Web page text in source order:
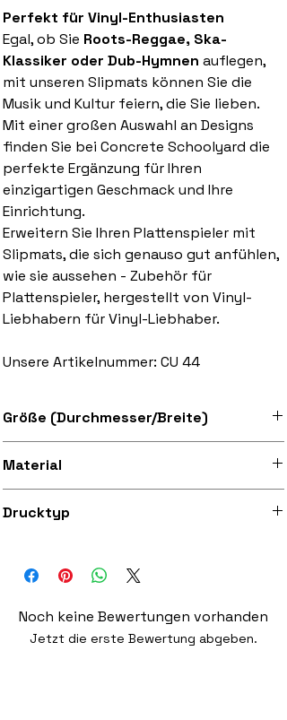
Perfekt für Vinyl-Enthusiasten
Egal, ob Sie Roots-Reggae, Ska-
Klassiker oder Dub-Hymnen auflegen,
mit unseren Slipmats können Sie die
Musik und Kultur feiern, die Sie lieben.
Mit einer großen Auswahl an Designs
finden Sie bei Concrete Schoolyard die
perfekte Ergänzung für Ihren
einzigartigen Geschmack und Ihre
Einrichtung.
Erweitern Sie Ihren Plattenspieler mit
Slipmats, die sich genauso gut anfühlen,
wie sie aussehen - Zubehör für
Plattenspieler, hergestellt von Vinyl-
Liebhabern für Vinyl-Liebhaber.
Unsere Artikelnummer: CU 44
Größe (Durchmesser/Breite)
Material
Drucktyp
Stoff
Noch keine Bewertungen vorhanden
Jetzt die erste Bewertung abgeben.